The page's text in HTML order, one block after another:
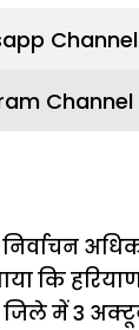
Channel
Channel
कि
जिले में 3